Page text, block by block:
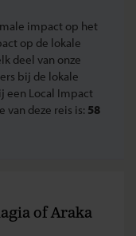
impact op het
op de lokale
deel van onze
bij de lokale
een Local Impact
van deze reis is: 58
of Araka